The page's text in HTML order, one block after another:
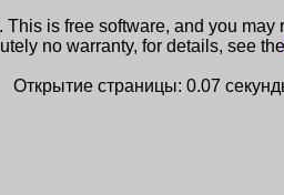
is free software, and you may
no warranty, for details, see the
Открытие страницы: 0.07